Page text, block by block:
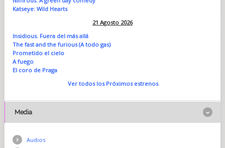
Katseye: Wild Hearts
21 Agosto 2026
Insidious. Fuera del más allá
The fast and the furious (A todo gas)
Prometido el cielo
A fuego
El coro de Praga
Ver todos los Próximos estrenos
Media
Audios